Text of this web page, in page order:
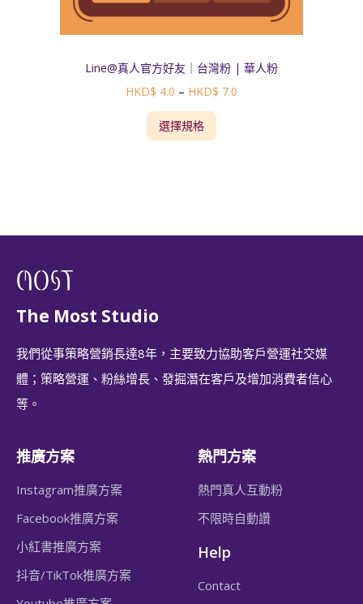
Line@真人官方好友｜台灣粉 | 華人粉
HKD$ 4.0 – HKD$ 7.0
選擇規格
The Most Studio
我們從事策略營銷長達8年，主要致力協助客戶營運社交媒
體；策略營運、粉絲增長、發掘潛在客戶及增加消費者信心
等。
推廣方案
Instagram推廣方案
Facebook推廣方案
小紅書推廣方案
抖音/TikTok推廣方案
熱門方案
熱門真人互動粉
不限時自動讚
Help
Contact